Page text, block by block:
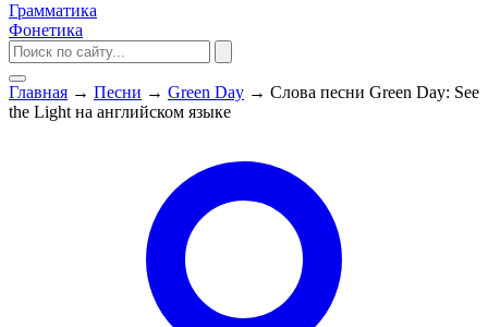
Грамматика
Фонетика
Главная → Песни → Green Day → Слова песни Green Day: See
the Light на английском языке